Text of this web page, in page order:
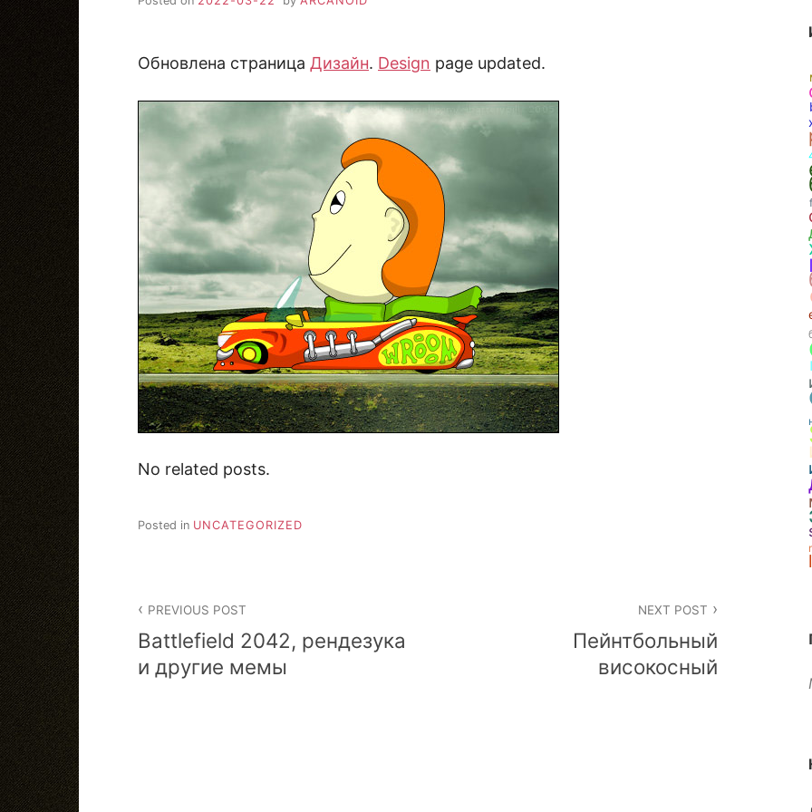
Обновлена страница Дизайн. Design page updated.
No related posts.
Posted in UNCATEGORIZED
navigation
PREVIOUS POST
Battlefield 2042, рендезука
и другие мемы
NEXT POST
Пейнтбольный
високосный